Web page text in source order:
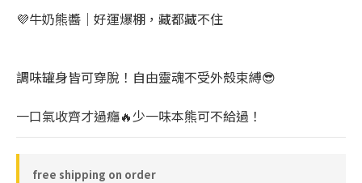
💜牛奶熊醬｜好運爆棚，藏都藏不住
調味罐身皆可穿脫！自由靈魂不受外殼束縛😎
一口氣收齊才過癮🔥少一味本熊可不給過！
free shipping on order